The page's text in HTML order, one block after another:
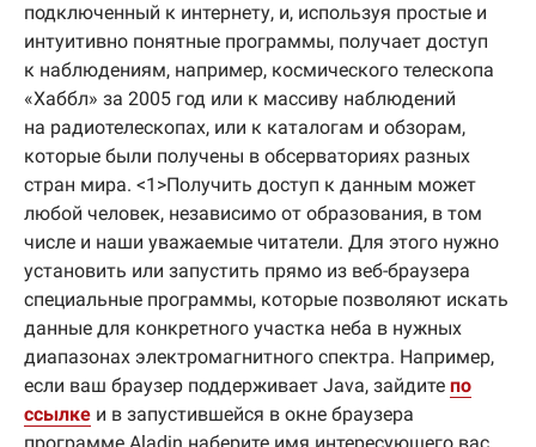
подключенный к интернету, и, используя простые и
интуитивно понятные программы, получает доступ
к наблюдениям, например, космического телескопа
«Хаббл» за 2005 год или к массиву наблюдений
на радиотелескопах, или к каталогам и обзорам,
которые были получены в обсерваториях разных
стран мира. <1>Получить доступ к данным может
любой человек, независимо от образования, в том
числе и наши уважаемые читатели. Для этого нужно
установить или запустить прямо из веб-браузера
специальные программы, которые позволяют искать
данные для конкретного участка неба в нужных
диапазонах электромагнитного спектра. Например,
если ваш браузер поддерживает Java, зайдите по
ссылке и в запустившейся в окне браузера